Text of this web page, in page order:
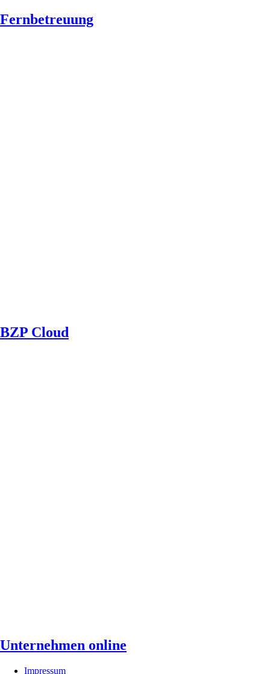
Fernbetreuung
BZP Cloud
Unternehmen online
Impressum